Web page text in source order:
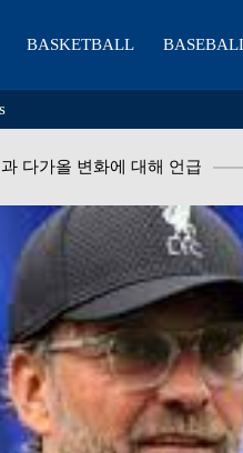
BASKETBALL
다가올 변화에 대해 언급